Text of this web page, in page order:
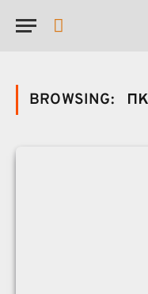
YouTube
BROWSING: